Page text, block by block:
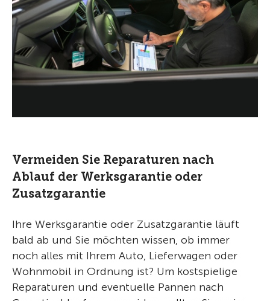
Vermeiden Sie Reparaturen nach
Ablauf der Werksgarantie oder
Zusatzgarantie
Ihre Werksgarantie oder Zusatzgarantie läuft
bald ab und Sie möchten wissen, ob immer
noch alles mit Ihrem Auto, Lieferwagen oder
Wohnmobil in Ordnung ist? Um kostspielige
Reparaturen und eventuelle Pannen nach